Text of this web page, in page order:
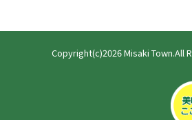
Copyright(c)2026 Misaki Town.All